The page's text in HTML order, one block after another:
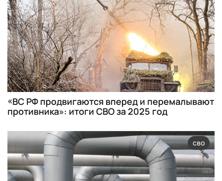
«ВС РФ продвигаются вперед и перемалывают
противника»: итоги СВО за 2025 год
сво